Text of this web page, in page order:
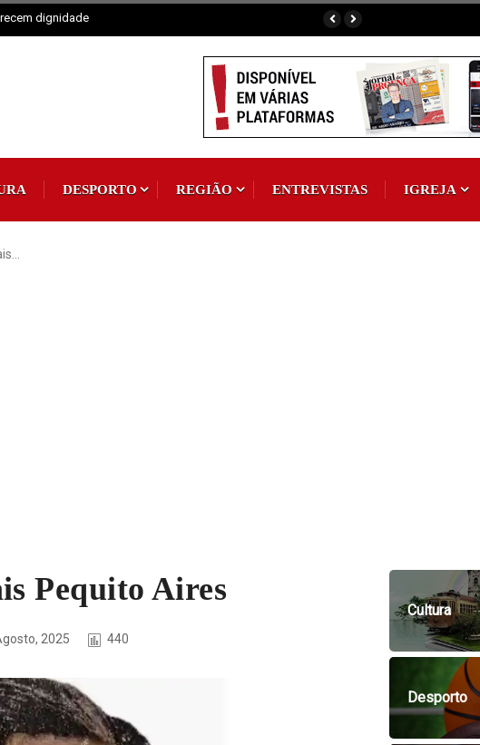
Tempo Comum
DESPORTO REGIÃO ENTREVISTAS IGREJA
Pequito Aires
2025 440
Cultura
Desporto